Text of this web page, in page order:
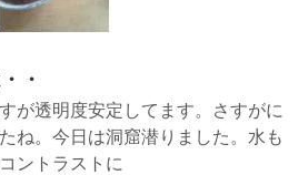
・
が透明度安定してます。さすがに
ね。今日は洞窟潜りました。水も
ントラストに